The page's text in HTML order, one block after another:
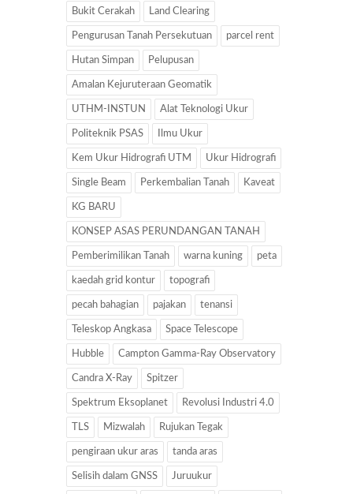
Bukit Cerakah Land Clearing
Pengurusan Tanah Persekutuan parcel rent
Hutan Simpan Pelupusan
Amalan Kejuruteraan Geomatik
UTHM-INSTUN Alat Teknologi Ukur
Politeknik PSAS Ilmu Ukur
Kem Ukur Hidrografi UTM Ukur Hidrografi
Single Beam Perkembalian Tanah Kaveat
KG BARU
KONSEP ASAS PERUNDANGAN TANAH
Pemberimilikan Tanah warna kuning peta
kaedah grid kontur topografi
pecah bahagian pajakan tenansi
Teleskop Angkasa Space Telescope
Hubble Campton Gamma-Ray Observatory
Candra X-Ray Spitzer
Spektrum Eksoplanet Revolusi Industri 4.0
TLS Mizwalah Rujukan Tegak
pengiraan ukur aras tanda aras
Selisih dalam GNSS Juruukur